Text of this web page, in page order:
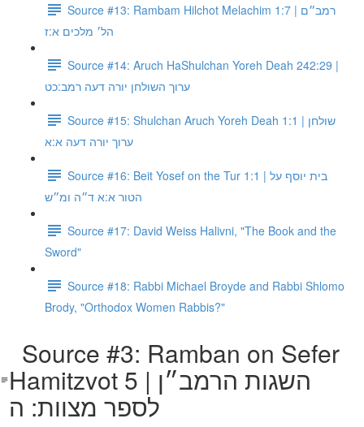
Source #13: Rambam Hilchot Melachim 1:7 | רמב״ם
הל׳ מלכים א:ז
Source #14: Aruch HaShulchan Yoreh Deah 242:29 |
ערוך השולחן יורה דעה רמב:כט
Source #15: Shulchan Aruch Yoreh Deah 1:1 | שולחן
ערוך יורה דעה א:א
Source #16: Beit Yosef on the Tur 1:1 | בית יוסף על
הטור א:א ד״ה ומ״ש
Source #17: David Weiss Halivni, "The Book and the
Sword"
Source #18: Rabbi Michael Broyde and Rabbi Shlomo
Brody, "Orthodox Women Rabbis?"
Source #3: Ramban on Sefer
Hamitzvot 5 | השגות הרמב״ן
לספר מצוות: ה